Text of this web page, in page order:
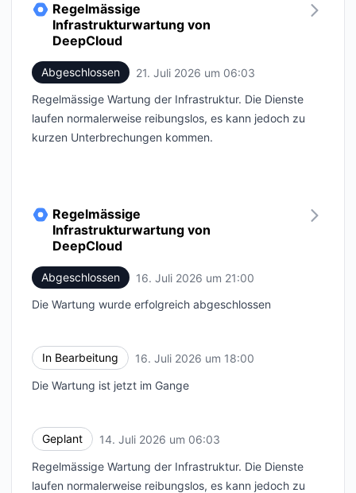
Regelmässige
Infrastrukturwartung von
DeepCloud
Abgeschlossen 21. Juli 2026 um 06:03
Regelmässige Wartung der Infrastruktur. Die Dienste
laufen normalerweise reibungslos, es kann jedoch zu
kurzen Unterbrechungen kommen.
Regelmässige
Infrastrukturwartung von
DeepCloud
Abgeschlossen 16. Juli 2026 um 21:00
Die Wartung wurde erfolgreich abgeschlossen
In Bearbeitung 16. Juli 2026 um 18:00
Die Wartung ist jetzt im Gange
Geplant 14. Juli 2026 um 06:03
Regelmässige Wartung der Infrastruktur. Die Dienste
laufen normalerweise reibungslos, es kann jedoch zu